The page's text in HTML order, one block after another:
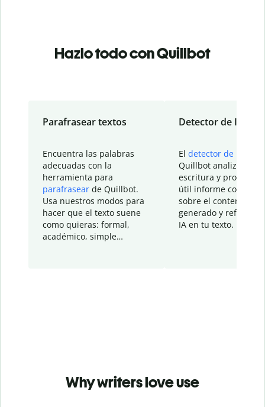
Hazlo todo con Quillbot
Parafrasear textos
Encuentra las palabras
adecuadas con la
herramienta para
parafrasear de Quillbot.
Usa nuestros modos para
hacer que el texto suene
como quieras: formal,
académico, simple…
Detector de IA
El detector de IA
Quillbot analiza tu
escritura y
útil informe con
sobre el contenido
generado y refinado
IA en tu texto.
Why writers love use